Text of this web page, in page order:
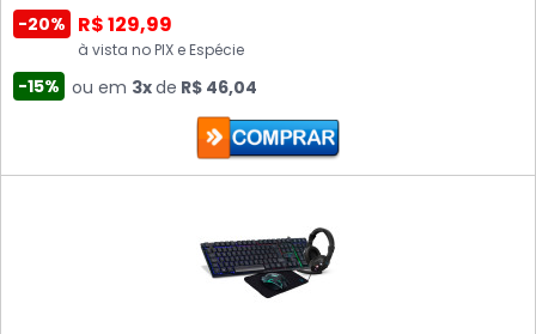
-20% R$ 129,99
à vista no PIX e Espécie
-15% ou em 3xde R$ 46,04